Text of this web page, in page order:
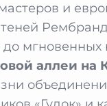
и
мгновенных
аллеи на